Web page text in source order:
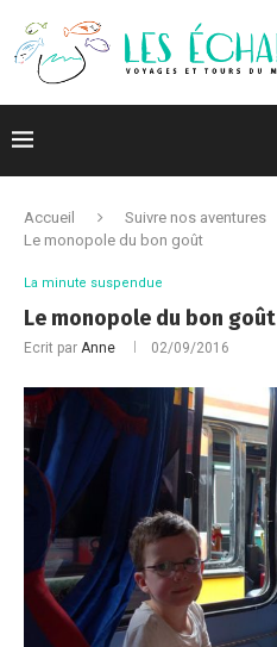
Accueil Suivre nos aventures
Le monopole du bon goût
La minute suspendue
Le monopole du bon goût
Ecrit par Anne 02/09/2016